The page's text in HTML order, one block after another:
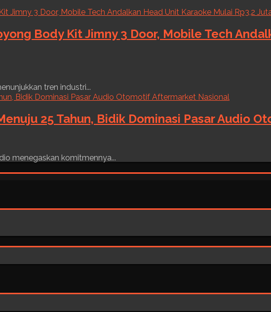
Body Kit Jimny 3 Door, Mobile Tech
tren industri...
25 Tahun, Bidik Dominasi Pasar Audio
menegaskan komitmennya...